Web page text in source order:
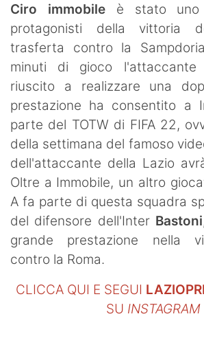
Contatti
Ciro immobileè stato uno
protagonisti della vittoria
trasferta contro la
minuti di gioco l'attaccante
riuscito a realizzare una
prestazione ha consentito a
parte del TOTW di FIFA 22,
della settimana del famoso
dell'attaccante della Lazio
Oltre a Immobile, un altro
A fa parte di questa squadra
del difensore dell'Inter Bastoni
grande prestazione nella
contro la Roma.
CLICCA QUI E SEGUI
SU INSTAGRAM